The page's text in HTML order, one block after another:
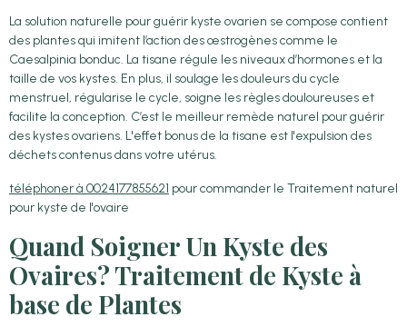
La solution naturelle pour guérir kyste ovarien se compose contient
des plantes qui imitent l’action des œstrogènes comme le
Caesalpinia bonduc. La tisane régule les niveaux d’hormones et la
taille de vos kystes. En plus, il soulage les douleurs du cycle
menstruel, régularise le cycle, soigne les règles douloureuses et
facilite la conception. C’est le meilleur remède naturel pour guérir
des kystes ovariens. L'effet bonus de la tisane est l'expulsion des
déchets contenus dans votre utérus.
téléphoner à 0024177855621 pour commander le Traitement naturel
pour kyste de l'ovaire
Quand Soigner Un Kyste des
Ovaires? Traitement de Kyste à
base de Plantes